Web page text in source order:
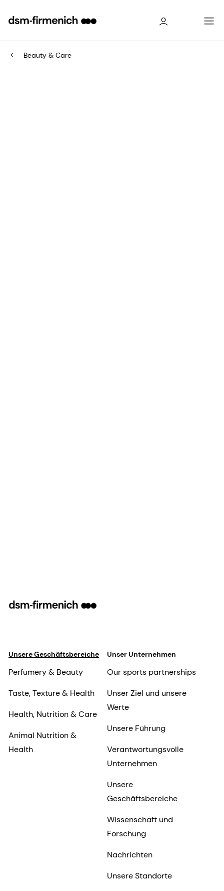
Beauty & Care
Unsere Geschäftsbereiche
Perfumery & Beauty
Taste, Texture & Health
Health, Nutrition & Care
Animal Nutrition &
Health
Unser Unternehmen
Our sports partnerships
Unser Ziel und unsere
Werte
Unsere Führung
Verantwortungsvolle
Unternehmen
Unsere
Geschäftsbereiche
Wissenschaft und
Forschung
Nachrichten
Unsere Standorte